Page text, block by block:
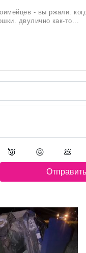
- вы ржали.
двулично как-то...
👿 😖 💩